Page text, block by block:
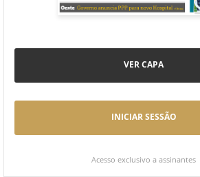
VER CAPA
INICIAR SESSÃO
Acesso exclusivo a assinantes